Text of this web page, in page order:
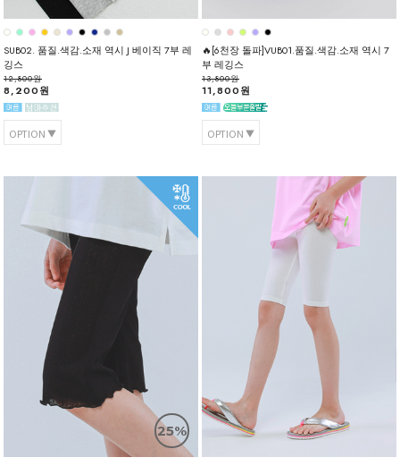
SUB02. 품질.색감.소재 역시 J 베이직 7부 레
깅스
12,800원
8,200원
OPTION
🔥[6천장 돌파]VUB01.품질.색감.소재 역시 7
부 레깅스
13,800원
11,800원
OPTION
25%